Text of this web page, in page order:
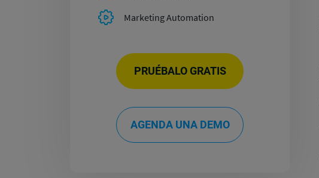
Marketing Automation
PRUÉBALO GRATIS
AGENDA UNA DEMO